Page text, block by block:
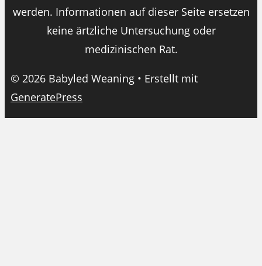
werden. Informationen auf dieser Seite ersetzen
keine ärtzliche Untersuchung oder
medizinischen Rat.
© 2026 Babyled Weaning • Erstellt mit
GeneratePress